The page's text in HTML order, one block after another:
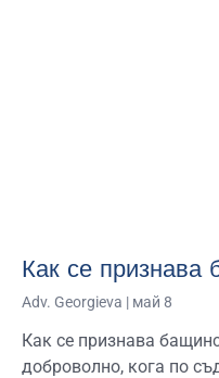
Как се признава
Adv. Georgieva май 8
Как се признава
доброволно, кога по